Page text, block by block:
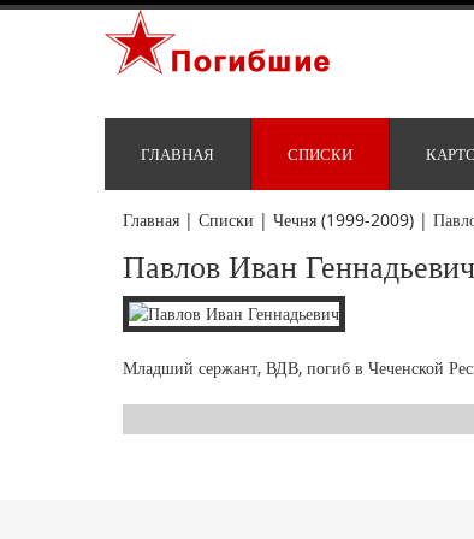
ГЛАВНАЯ СПИСКИ
Главная | Списки | Чечня (1999-2009) |
Павлов Иван Геннадьевич
Младший сержант, ВДВ, погиб в Чеченской